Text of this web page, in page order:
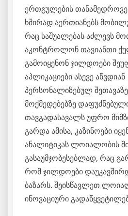
ერთგულების თანამედროვე
ხშირად აერთიანებს
რაც საშუალებას აძლევს
აკონტროლონ თავიანთი
გამოიყენონ ჯილდოები
აპლიკაციები ასევე აწვდიან
პერსონალიზებულ
მოქმედებებზე
თავგადასავალს უფრო
გარდა ამისა, კაზინოები
ანალიტიკას ლოიალობის
გასაუმჯობესებლად, რაც
რომ ჯილდოები
ბაზარს. შეისწავლეთ
ინოვაციური